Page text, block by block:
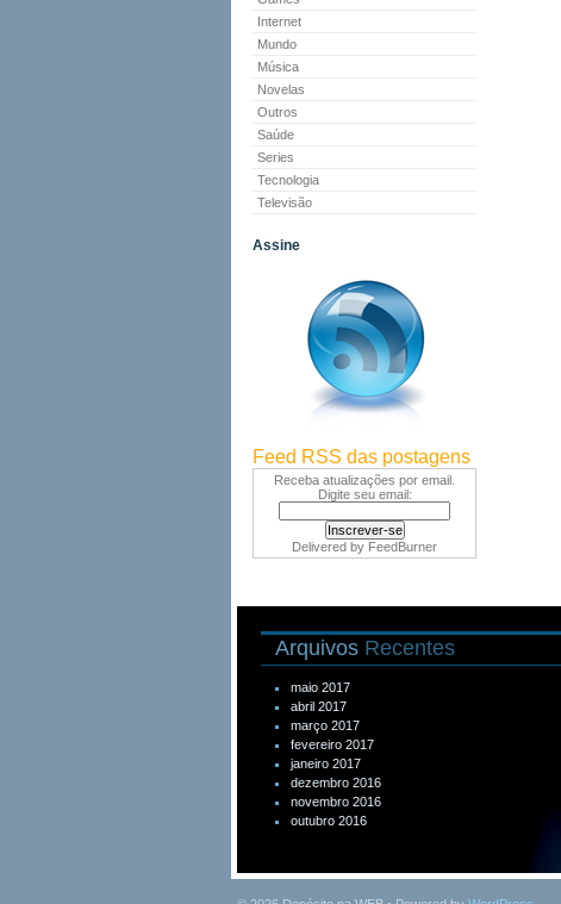
Internet
Mundo
Música
Novelas
Outros
Saúde
Series
Tecnologia
Televisão
Assine
Feed RSS das postagens
Receba atualizações por email.
Digite seu email:
Delivered by FeedBurner
Arquivos Recentes
maio 2017
abril 2017
março 2017
fevereiro 2017
janeiro 2017
dezembro 2016
novembro 2016
outubro 2016